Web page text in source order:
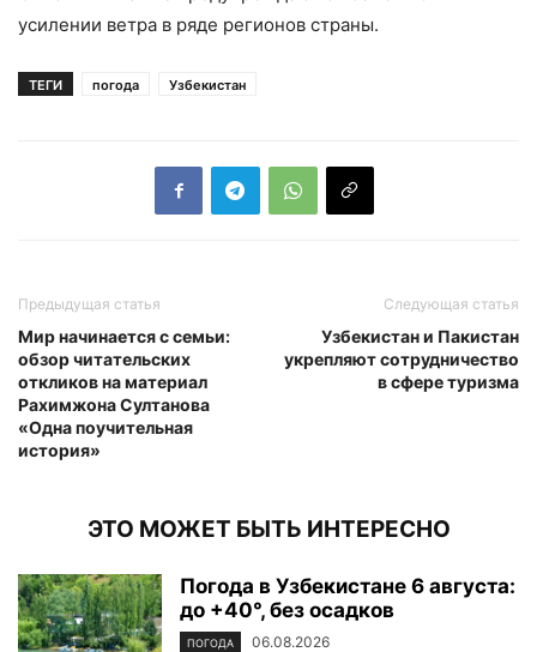
усилении ветра в ряде регионов страны.
ТЕГИ погода Узбекистан
Предыдущая статья
Мир начинается с семьи:
обзор читательских
откликов на материал
Рахимжона Султанова
«Одна поучительная
история»
Следующая статья
Узбекистан и Пакистан
укрепляют сотрудничество
в сфере туризма
ЭТО МОЖЕТ БЫТЬ ИНТЕРЕСНО
Погода в Узбекистане 6 августа:
до +40°, без осадков
ПОГОДА 06.08.2026